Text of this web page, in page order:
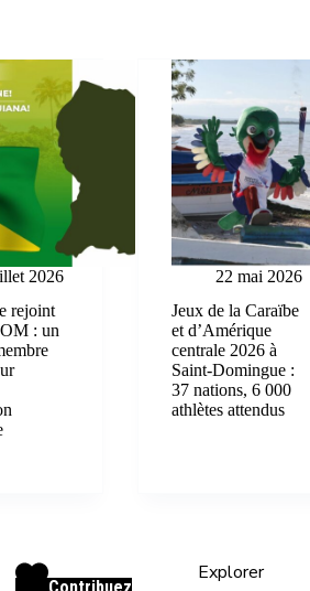
2026
rejoint
: un
22 mai 2026
Jeux de la Caraïbe
et d’Amérique
centrale 2026 à
Saint-Domingue :
37 nations, 6 000
athlètes attendus
Explorer